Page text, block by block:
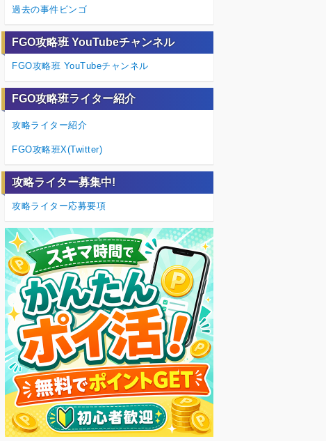
過去の事件ビンゴ
FGO攻略班 YouTubeチャンネル
FGO攻略班 YouTubeチャンネル
FGO攻略班ライター紹介
攻略ライター紹介
FGO攻略班X(Twitter)
攻略ライター募集中!
攻略ライター応募要項